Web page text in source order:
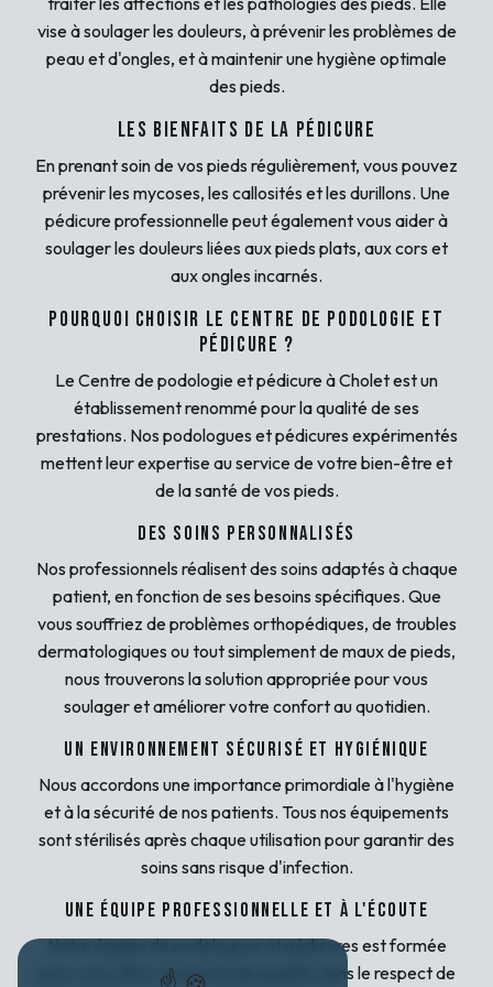
vise à soulager les douleurs, à prévenir les problèmes de
peau et d'ongles, et à maintenir une hygiène optimale
des pieds.
Les bienfaits de la pédicure
En prenant soin de vos pieds régulièrement, vous pouvez
prévenir les mycoses, les callosités et les durillons. Une
pédicure professionnelle peut également vous aider à
soulager les douleurs liées aux pieds plats, aux cors et
aux ongles incarnés.
Pourquoi choisir le Centre de podologie et
pédicure ?
Le Centre de podologie et pédicure à Cholet est un
établissement renommé pour la qualité de ses
prestations. Nos podologues et pédicures expérimentés
mettent leur expertise au service de votre bien-être et
de la santé de vos pieds.
Des soins personnalisés
Nos professionnels réalisent des soins adaptés à chaque
patient, en fonction de ses besoins spécifiques. Que
vous souffriez de problèmes orthopédiques, de troubles
dermatologiques ou tout simplement de maux de pieds,
nous trouverons la solution appropriée pour vous
soulager et améliorer votre confort au quotidien.
Un environnement sécurisé et hygiénique
Nous accordons une importance primordiale à l'hygiène
et à la sécurité de nos patients. Tous nos équipements
sont stérilisés après chaque utilisation pour garantir des
soins sans risque d'infection.
Une équipe professionnelle et à l'écoute
Notre équipe de podologues et pédicures est formée
pour vous offrir un service de qualité, dans le respect de